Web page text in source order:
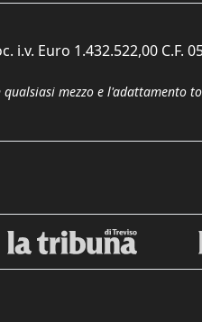
Euro 1.432.522,00 C.F.
mezzo e l'adattamento